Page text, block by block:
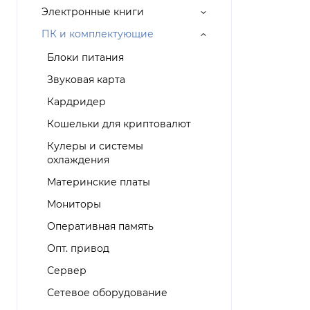
Электронные книги
ПК и комплектующие
Блоки питания
Звуковая карта
Кардридер
Кошельки для криптовалют
Кулеры и системы
охлаждения
Материнские платы
Мониторы
Оперативная память
Опт. привод
Сервер
Сетевое оборудование